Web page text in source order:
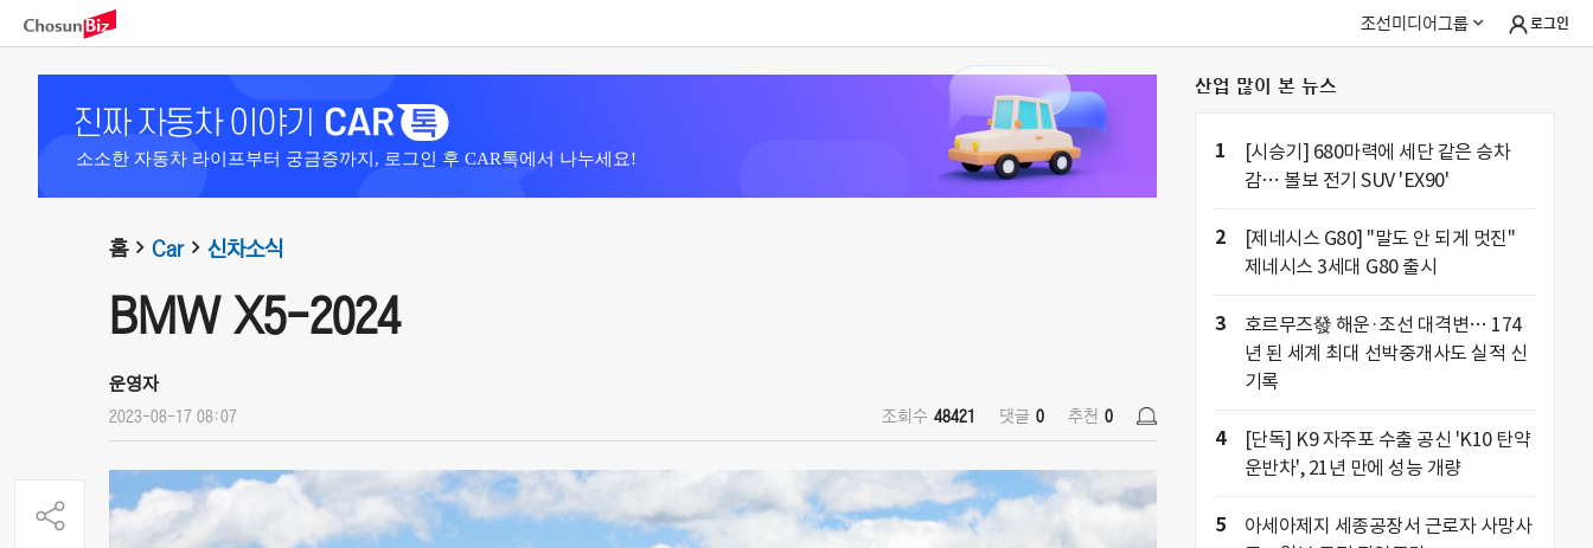
조선미디어그룹 로그인
소소한 자동차 라이프부터 궁금증까지, 로그인 후 CAR톡에서 나누세요!
홈 Car 신차소식
BMW X5-2024
운영자
2023-08-17 08:07 조회수 48421 댓글 0 추천 0
산업 많이 본 뉴스